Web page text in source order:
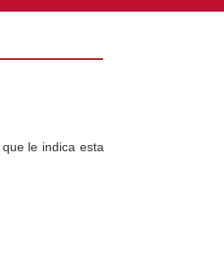
le indica esta